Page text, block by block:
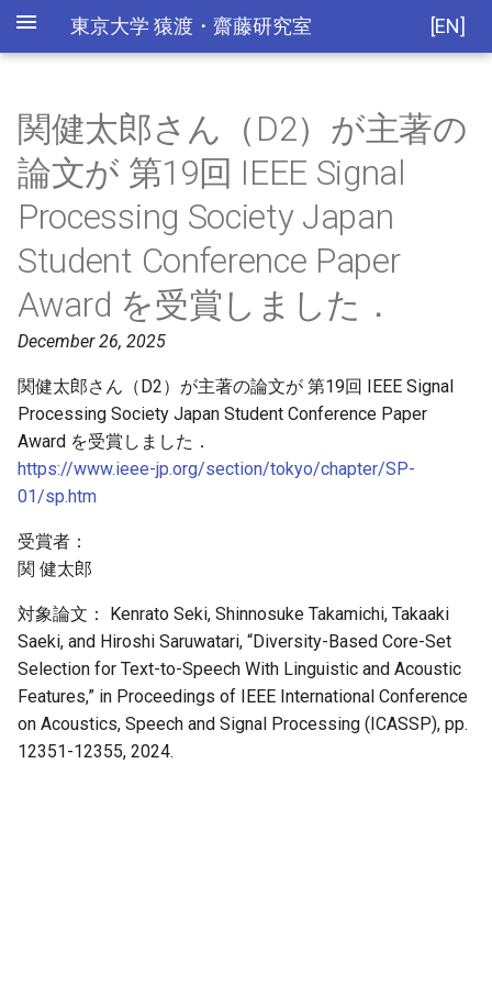
東京大学 猿渡・齋藤研究室 [EN]
関健太郎さん（D2）が主著の
論文が 第19回 IEEE Signal
Processing Society Japan
Student Conference Paper
Award を受賞しました．
December 26, 2025
関健太郎さん（D2）が主著の論文が 第19回 IEEE Signal
Processing Society Japan Student Conference Paper
Award を受賞しました．
https://www.ieee-jp.org/section/tokyo/chapter/SP-
01/sp.htm
受賞者：
関 健太郎
対象論文： Kenrato Seki, Shinnosuke Takamichi, Takaaki
Saeki, and Hiroshi Saruwatari, “Diversity-Based Core-Set
Selection for Text-to-Speech With Linguistic and Acoustic
Features,” in Proceedings of IEEE International Conference
on Acoustics, Speech and Signal Processing (ICASSP), pp.
12351-12355, 2024.